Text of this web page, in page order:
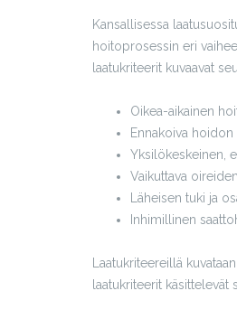
Kansallisessa
hoitoprosessin eri
laatukriteerit kuvaavat
Oikea-aikainen
Ennakoiva
Yksilökeskeinen,
Vaikuttava
Läheisen tuki ja
Inhimillinen
Laatukriteereillä
laatukriteerit käsittelevät